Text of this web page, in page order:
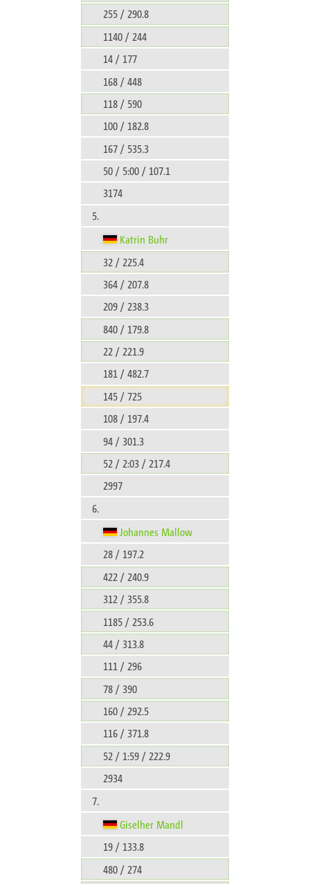
255 / 290.8
1140 / 244
14 / 177
168 / 448
118 / 590
100 / 182.8
167 / 535.3
50 / 5:00 / 107.1
3174
5.
Katrin Buhr
32 / 225.4
364 / 207.8
209 / 238.3
840 / 179.8
22 / 221.9
181 / 482.7
145 / 725
108 / 197.4
94 / 301.3
52 / 2:03 / 217.4
2997
6.
Johannes Mallow
28 / 197.2
422 / 240.9
312 / 355.8
1185 / 253.6
44 / 313.8
111 / 296
78 / 390
160 / 292.5
116 / 371.8
52 / 1:59 / 222.9
2934
7.
Giselher Mandl
19 / 133.8
480 / 274